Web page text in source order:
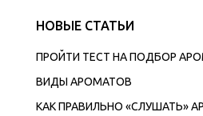
НОВЫЕ СТАТЬИ
ПРОЙТИ ТЕСТ НА ПОДБОР
ВИДЫ АРОМАТОВ
КАК ПРАВИЛЬНО «СЛУШАТЬ»